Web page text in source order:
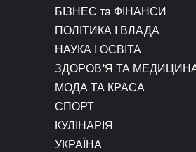
БІЗНЕС та ФІНАНСИ
ПОЛІТИКА І ВЛАДА
НАУКА І ОСВІТА
ЗДОРОВ’Я ТА
МОДА ТА КРАСА
СПОРТ
КУЛІНАРІЯ
УКРАЇНА